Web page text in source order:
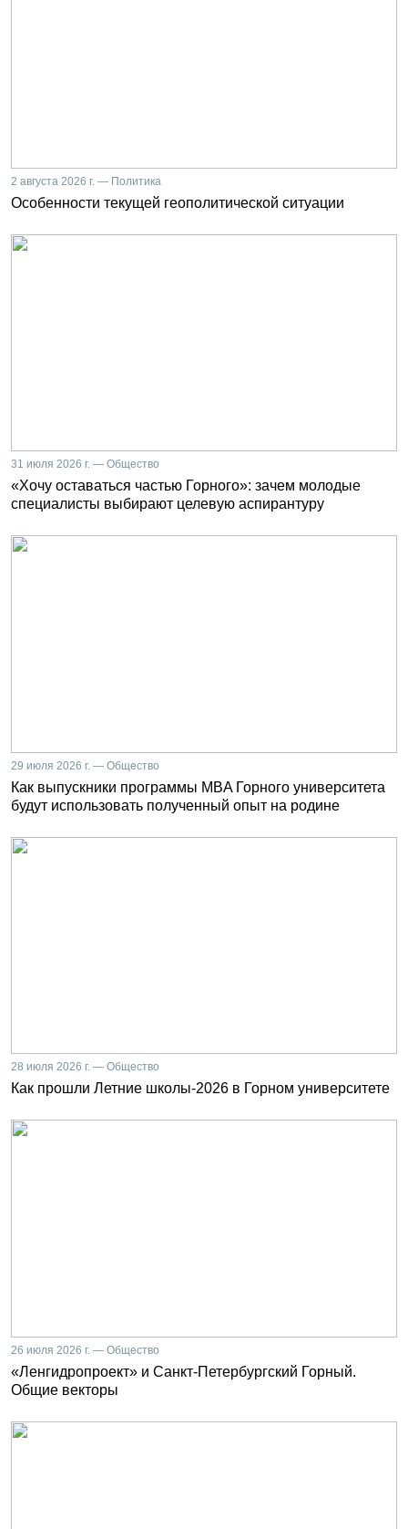
2 августа 2026 г. — Политика
Особенности текущей геополитической ситуации
31 июля 2026 г. — Общество
«Хочу оставаться частью Горного»: зачем молодые
специалисты выбирают целевую аспирантуру
29 июля 2026 г. — Общество
Как выпускники программы MBA Горного университета
будут использовать полученный опыт на родине
28 июля 2026 г. — Общество
Как прошли Летние школы-2026 в Горном университете
26 июля 2026 г. — Общество
«Ленгидропроект» и Санкт-Петербургский Горный.
Общие векторы